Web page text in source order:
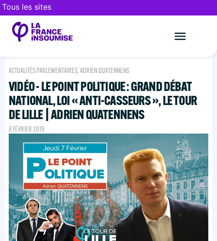
Tous les sites
ACTUALITÉS PARLEMENTAIRES,ADRIEN QUATENNENS
VIDÉO - LE POINT POLITIQUE : GRAND DÉBAT
NATIONAL, LOI « ANTI-CASSEURS », LE TOUR
DE LILLE | ADRIEN QUATENNENS
8 FÉVRIER 2019